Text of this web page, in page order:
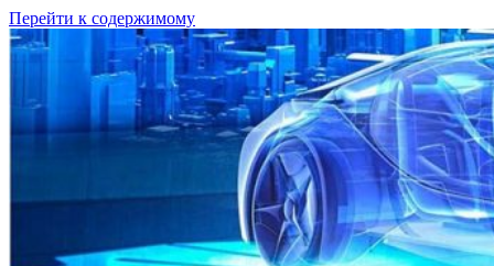
Перейти к содержимому